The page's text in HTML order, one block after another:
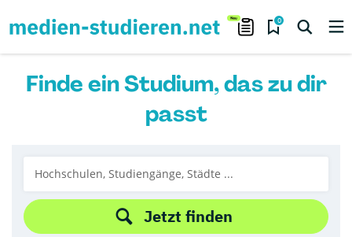
0
Finde ein Studium, das zu dir
passt
Jetzt finden